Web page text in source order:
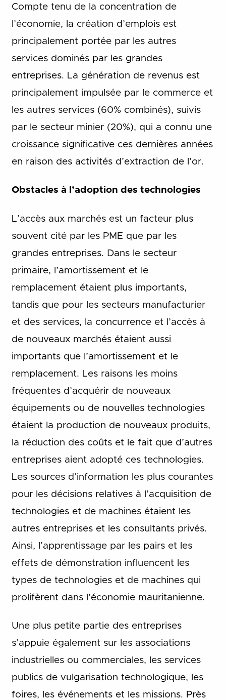
Compte tenu de la concentration de
l’économie, la création d’emplois est
principalement portée par les autres
services dominés par les grandes
entreprises. La génération de revenus est
principalement impulsée par le commerce et
les autres services (60% combinés), suivis
par le secteur minier (20%), qui a connu une
croissance significative ces dernières années
en raison des activités d’extraction de l’or.
Obstacles à l’adoption des technologies
L’accès aux marchés est un facteur plus
souvent cité par les PME que par les
grandes entreprises. Dans le secteur
primaire, l’amortissement et le
remplacement étaient plus importants,
tandis que pour les secteurs manufacturier
et des services, la concurrence et l’accès à
de nouveaux marchés étaient aussi
importants que l’amortissement et le
remplacement. Les raisons les moins
fréquentes d’acquérir de nouveaux
équipements ou de nouvelles technologies
étaient la production de nouveaux produits,
la réduction des coûts et le fait que d’autres
entreprises aient adopté ces technologies.
Les sources d’information les plus courantes
pour les décisions relatives à l’acquisition de
technologies et de machines étaient les
autres entreprises et les consultants privés.
Ainsi, l’apprentissage par les pairs et les
effets de démonstration influencent les
types de technologies et de machines qui
prolifèrent dans l’économie mauritanienne.
Une plus petite partie des entreprises
s’appuie également sur les associations
industrielles ou commerciales, les services
publics de vulgarisation technologique, les
foires, les événements et les missions. Près